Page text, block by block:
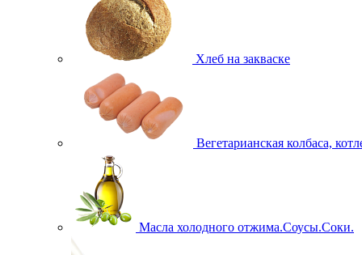
Хлеб на закваске
Вегетарианская колбаса,
Масла холодного отжима.Соусы.Соки.